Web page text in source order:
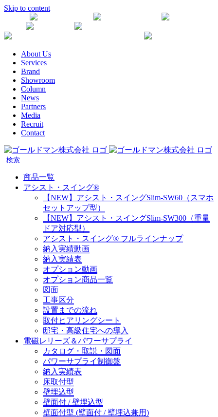
Skip to content
About Us
Services
Brand
Showroom
Column
News
Partners
Media
Recruit
Contact
商品一覧
アシスト・スイング®
【NEW】アシスト・スイングSlim-SW60（スマホ
セットアップ型）
【NEW】アシスト・スイングSlim-SW300（重量
ドア対応型）
アシスト・スイング® フルラインナップ
納入実績動画
納入実績表
オプション動画
オプション商品一覧
図面
工事区分
設置までの流れ
取付ヒアリングシート
邸宅・高級住宅への導入
電磁レリーズ＆パワーサプライ
カタログ・取説・図面
パワーサプライ制御盤
納入実績表
床取付型
壁埋込型
壁面付 / 壁埋込型
壁面付型 (壁面付 / 壁埋込兼用)